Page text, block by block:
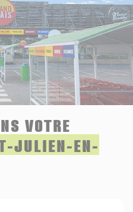
VOTRE
JULIEN-EN-